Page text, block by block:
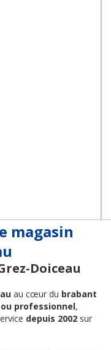
magasin
Doiceau
au cœur du brabant
professionnel,
depuis 2002 sur